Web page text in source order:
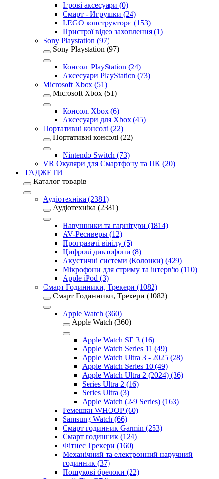
Ігрові аксесуари (0)
Смарт - Игрушки (24)
LEGO конструктори (153)
Пристрої відео захоплення (1)
Sony Playstation (97)
Sony Playstation (97)
Консолі PlayStation (24)
Аксесуари PlayStation (73)
Microsoft Xbox (51)
Microsoft Xbox (51)
Консолі Xbox (6)
Аксесуари для Xbox (45)
Портативні консолі (22)
Портативні консолі (22)
Nintendo Switch (73)
VR Окуляри для Смартфону та ПК (20)
ГАДЖЕТИ
Каталог товарів
Аудіотехніка (2381)
Аудіотехніка (2381)
Навушники та гарнітури (1814)
AV-Ресиверы (12)
Програвачі вінілу (5)
Цифрові диктофони (8)
Акустичні системи (Колонки) (429)
Мікрофони для стриму та інтерв'ю (110)
Apple iPod (3)
Смарт Годинники, Трекери (1082)
Смарт Годинники, Трекери (1082)
Apple Watch (360)
Apple Watch (360)
Apple Watch SE 3 (16)
Apple Watch Series 11 (49)
Apple Watch Ultra 3 - 2025 (28)
Apple Watch Series 10 (49)
Apple Watch Ultra 2 (2024) (36)
Series Ultra 2 (16)
Series Ultra (3)
Apple Watch (2-9 Series) (163)
Ремешки WHOOP (60)
Samsung Watch (66)
Смарт годинник Garmin (253)
Смарт годинник (124)
Фітнес Трекери (160)
Механічний та електронний наручний
годинник (37)
Пошукові брелоки (22)